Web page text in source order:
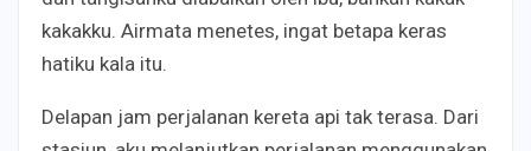
kakakku. Airmata menetes, ingat betapa keras
hatiku kala itu.
Delapan jam perjalanan kereta api tak terasa. Dari